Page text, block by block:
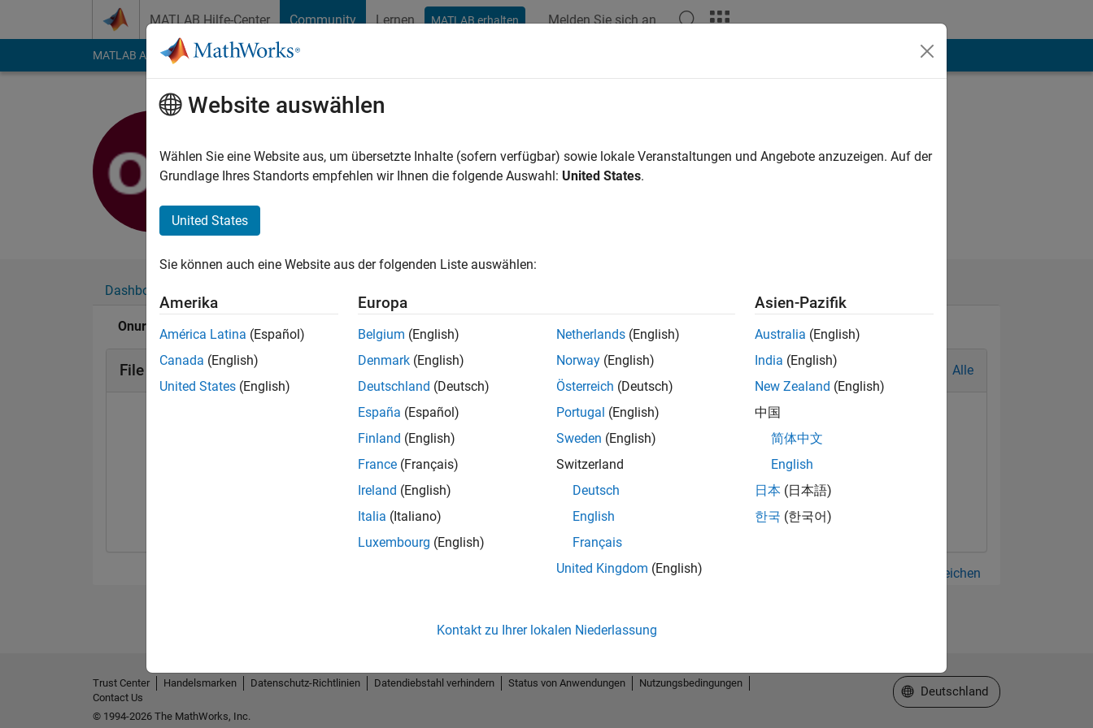
MATLAB Hilfe-Center Community Lernen MATLAB erhalten Melden Sie sich an
MATLAB Answers File Exchange Cody
Last seen: fast 5 Jahre vor|Aktiv seit 2021
Followers:0 Following:0
Dashboard
Onurcan BAL's Abzeichen
File Exchange Abzeichen Alle
Alle anzeigen Abzeichen
Website auswählen
Wählen Sie eine Website aus, um übersetzte Inhalte (sofern verfügbar) sowie lokale Veranstaltungen und Angebote anzuzeigen. Auf der
Grundlage Ihres Standorts empfehlen wir Ihnen die folgende Auswahl: United States.
United States
Sie können auch eine Website aus der folgenden Liste auswählen:
Amerika
América Latina (Español)
Canada (English)
United States (English)
Europa
Belgium (English)
Denmark (English)
Deutschland (Deutsch)
España (Español)
Finland (English)
France (Français)
Ireland (English)
Italia (Italiano)
Luxembourg (English)
Netherlands (English)
Norway (English)
Österreich (Deutsch)
Portugal (English)
Sweden (English)
Switzerland
Deutsch
English
Français
United Kingdom (English)
Asien-Pazifik
Australia (English)
India (English)
New Zealand (English)
中国
简体中文
English
日本 (日本語)
한국 (한국어)
Kontakt zu Ihrer lokalen Niederlassung
Trust Center Handelsmarken Datenschutz-Richtlinien Datendiebstahl verhindern Status von Anwendungen
Nutzungsbedingungen
Contact Us
© 1994-2026 The MathWorks, Inc.
Website auswählen
Deutschland